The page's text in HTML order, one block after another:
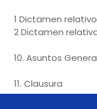
1 Dictamen
2 Dictamen
10. Asuntos
11. Clausura